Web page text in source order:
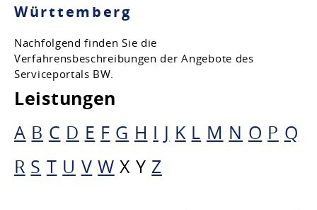
Württemberg
Nachfolgend finden Sie die
Verfahrensbeschreibungen der Angebote des
Serviceportals BW.
Leistungen
A B C D E F G H I J K L M N O P Q
R S T U V W X Y Z